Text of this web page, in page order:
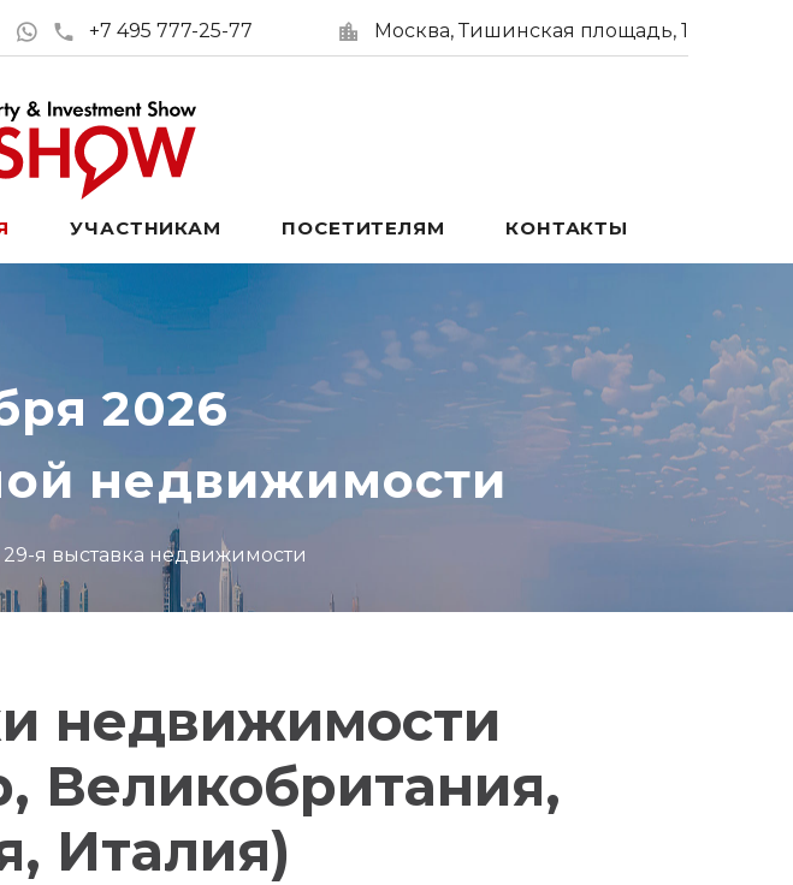
+7 495 777-25-77 Москва, Тишинская площадь, 1
УЧАСТНИКАМ ПОСЕТИТЕЛЯМ КОНТАКТЫ
2026
недвижимости
29-я выставка недвижимости
недвижимости
Италия)